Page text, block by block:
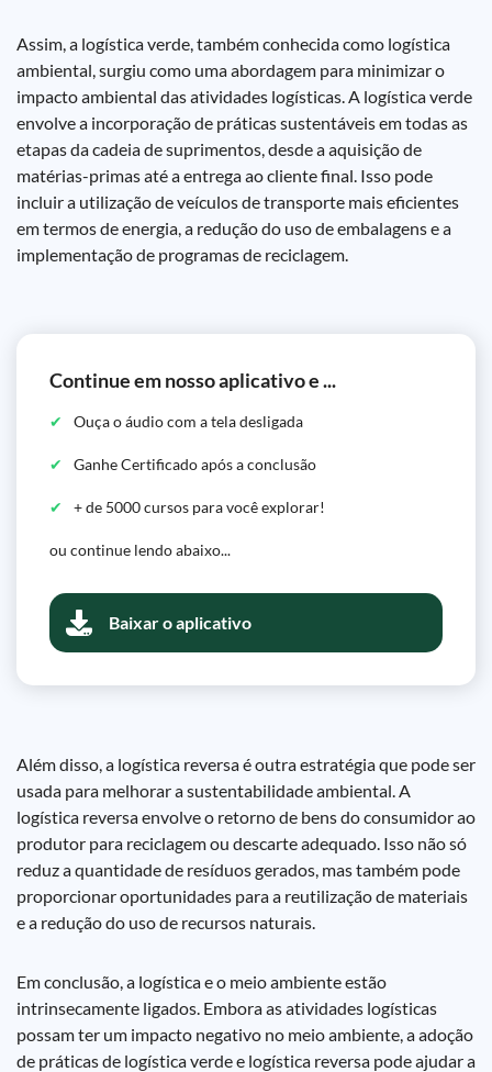
Assim, a logística verde, também conhecida como logística
ambiental, surgiu como uma abordagem para minimizar o
impacto ambiental das atividades logísticas. A logística verde
envolve a incorporação de práticas sustentáveis em todas as
etapas da cadeia de suprimentos, desde a aquisição de
matérias-primas até a entrega ao cliente final. Isso pode
incluir a utilização de veículos de transporte mais eficientes
em termos de energia, a redução do uso de embalagens e a
implementação de programas de reciclagem.
Continue em nosso aplicativo e ...
Ouça o áudio com a tela desligada
Ganhe Certificado após a conclusão
+ de 5000 cursos para você explorar!
ou continue lendo abaixo...
Baixar o aplicativo
Além disso, a logística reversa é outra estratégia que pode ser
usada para melhorar a sustentabilidade ambiental. A
logística reversa envolve o retorno de bens do consumidor ao
produtor para reciclagem ou descarte adequado. Isso não só
reduz a quantidade de resíduos gerados, mas também pode
proporcionar oportunidades para a reutilização de materiais
e a redução do uso de recursos naturais.
Em conclusão, a logística e o meio ambiente estão
intrinsecamente ligados. Embora as atividades logísticas
possam ter um impacto negativo no meio ambiente, a adoção
de práticas de logística verde e logística reversa pode ajudar a